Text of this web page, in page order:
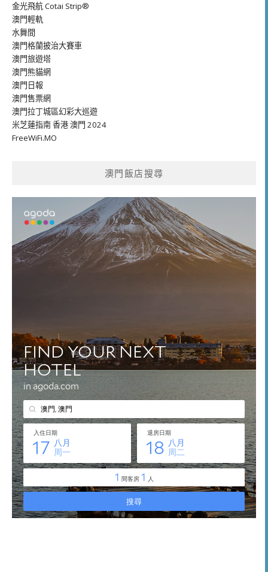
金光飛航 Cotai Strip®
澳門輕軌
水舞間
澳門格蘭披治大賽車
澳門旅遊塔
澳門熊貓網
澳門日報
澳門售票網
澳門拉丁城區幻彩大巡遊
米芝蓮指南 香港 澳門 2024
FreeWiFi.MO
澳門飯店搜尋